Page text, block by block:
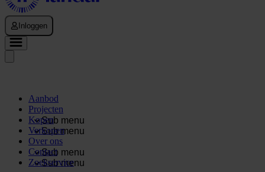
Inloggen
Aanbod
Projecten
Sub menu
Kopen
Sub menu
Verkopen
Over ons
Sub menu
Contact
Sub menu
Zoekservice